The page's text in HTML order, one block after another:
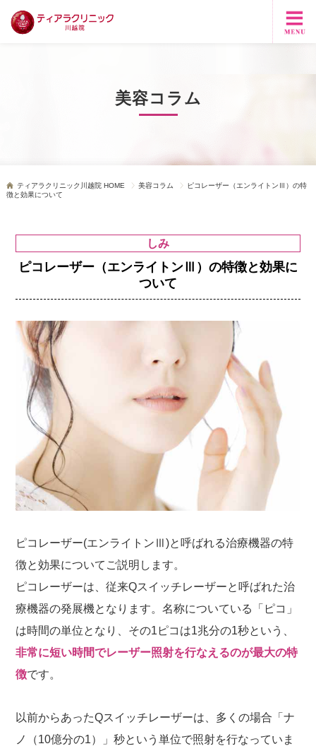
美容コラム
ティアラクリニック川越院 HOME 美容コラム
ピコレーザー（エンライトンⅢ）の特
徴と効果について
しみ
ピコレーザー（エンライトンⅢ）の特徴と効果に
ついて
ピコレーザー(エンライトンⅢ)と呼ばれる治療機器の特
徴と効果についてご説明します。
ピコレーザーは、従来Qスイッチレーザーと呼ばれた治
療機器の発展機となります。名称についている「ピコ」
は時間の単位となり、その1ピコは1兆分の1秒という、
非常に短い時間でレーザー照射を行なえるのが最大の特
徴です。
以前からあったQスイッチレーザーは、多くの場合「ナ
ノ（10億分の1）」秒という単位で照射を行なっていま